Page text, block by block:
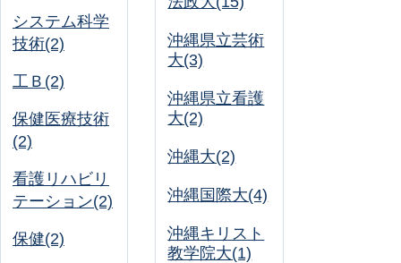
システム科学
技術(2)
工Ｂ(2)
保健医療技術
(2)
看護リハビリ
テーション(2)
保健(2)
沖縄県立芸術
大(3)
沖縄県立看護
大(2)
沖縄大(2)
沖縄国際大(4)
沖縄キリスト
教学院大(1)